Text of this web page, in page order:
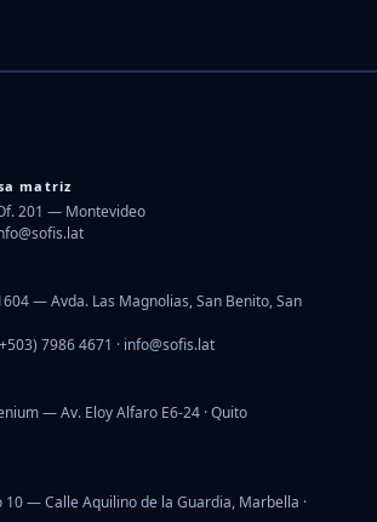
matriz
201 — Montevideo
— Avda. Las Magnolias, San Benito, San
7986 4671 · info@sofis.lat
— Av. Eloy Alfaro E6-24 · Quito
10 — Calle Aquilino de la Guardia, Marbella ·